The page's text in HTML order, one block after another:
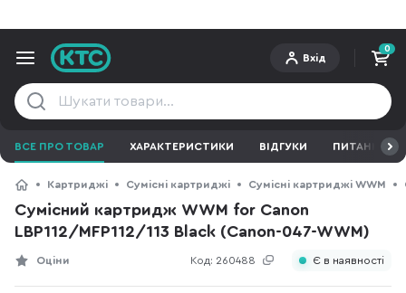
Вхід
0
ВСЕ ПРО ТОВАР ХАРАКТЕРИСТИКИ ВІДГУКИ ПИТАННЯ ТА
Картриджі Сумісні картриджі Сумісні картриджі WWM
Сумісний картридж WWM for Canon
LBP112/MFP112/113 Black (Canon-047-WWM)
Код: 260488
Оціни Є в наявності